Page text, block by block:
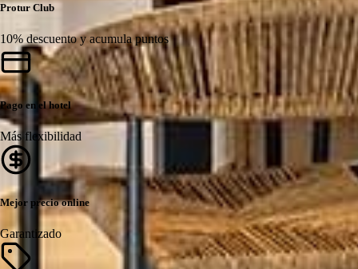
Protur Club
10% descuento y acumula puntos
Pago en el hotel
Más flexibilidad
Mejor precio online
Garantizado